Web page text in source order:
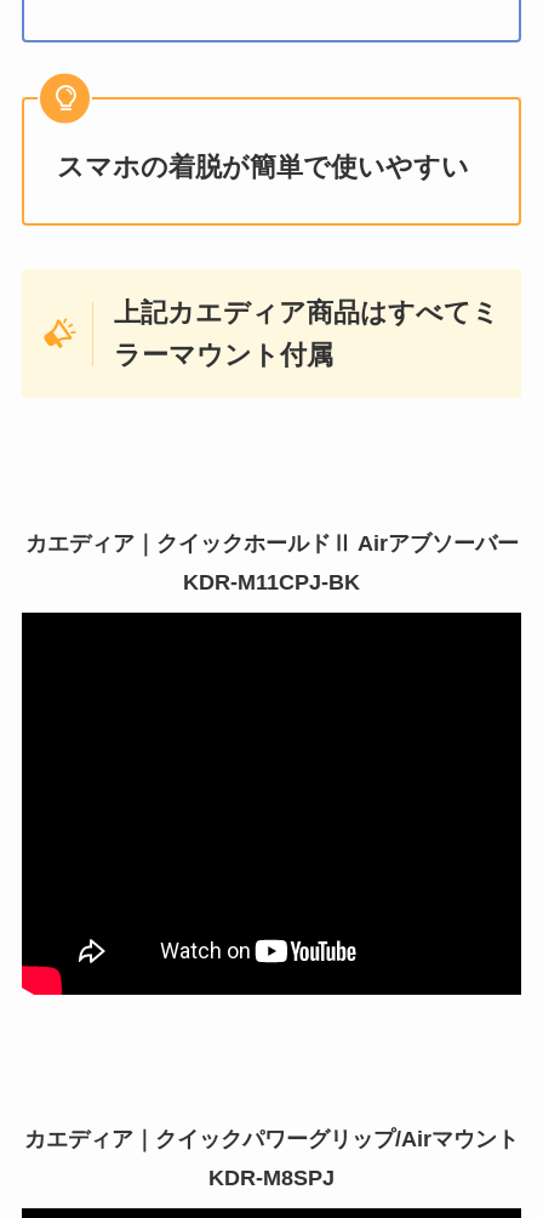
スマホの着脱が簡単で使いやすい
上記カエディア商品はすべてミ
ラーマウント付属
カエディア｜クイックホールドⅡ Airアブソーバー
KDR-M11CPJ-BK
カエディア｜クイックパワーグリップ/Airマウント
KDR-M8SPJ